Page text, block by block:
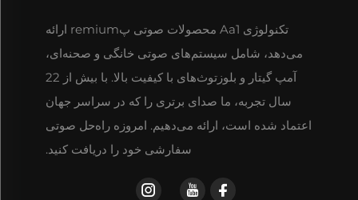
تکنولوژی Aa1 محصولات صوتی پremium ارائه
می‌دهد، شامل سیستم‌های صوتی خانگی و صحنه‌ای،
آمپ گیتار و بلوزتوث‌های با کیفیت بالا. با بیش از 22
سال تجربه، ما صدای برتری را که در سراسر جهان
اعتماد شده است، ارائه می‌دهیم. امروزه راه‌حل صوتی
سفارشی خود را دریافت کنید.